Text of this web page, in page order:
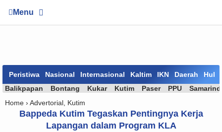
Menu
Peristiwa Nasional Internasional Kaltim IKN Daerah
Balikpapan
Bontang Kukar Kutim Paser PPU
Home › Advertorial Kutim
Bappeda Kutim Tegaskan Pentingnya Kerja
Lapangan dalam Program KLA